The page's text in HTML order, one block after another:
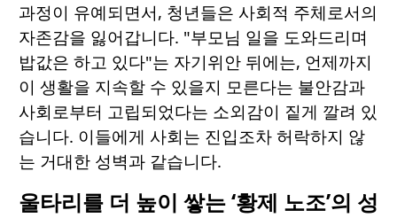
과정이 유예되면서, 청년들은 사회적 주체로서의
자존감을 잃어갑니다. "부모님 일을 도와드리며
밥값은 하고 있다"는 자기위안 뒤에는, 언제까지
이 생활을 지속할 수 있을지 모른다는 불안감과
사회로부터 고립되었다는 소외감이 짙게 깔려 있
습니다. 이들에게 사회는 진입조차 허락하지 않
는 거대한 성벽과 같습니다.
울타리를 더 높이 쌓는 ‘황제 노조’의 성